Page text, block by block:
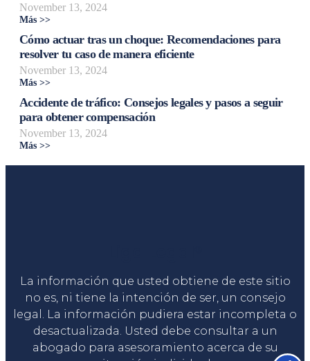
November 13, 2024
Más >>
Cómo actuar tras un choque: Recomendaciones para
resolver tu caso de manera eficiente
November 13, 2024
Más >>
Accidente de tráfico: Consejos legales y pasos a seguir
para obtener compensación
November 13, 2024
Más >>
La información que usted obtiene de este sitio
no es, ni tiene la intención de ser, un consejo
legal. La información pudiera estar incompleta o
desactualizada. Usted debe consultar a un
abogado para asesoramiento acerca de su